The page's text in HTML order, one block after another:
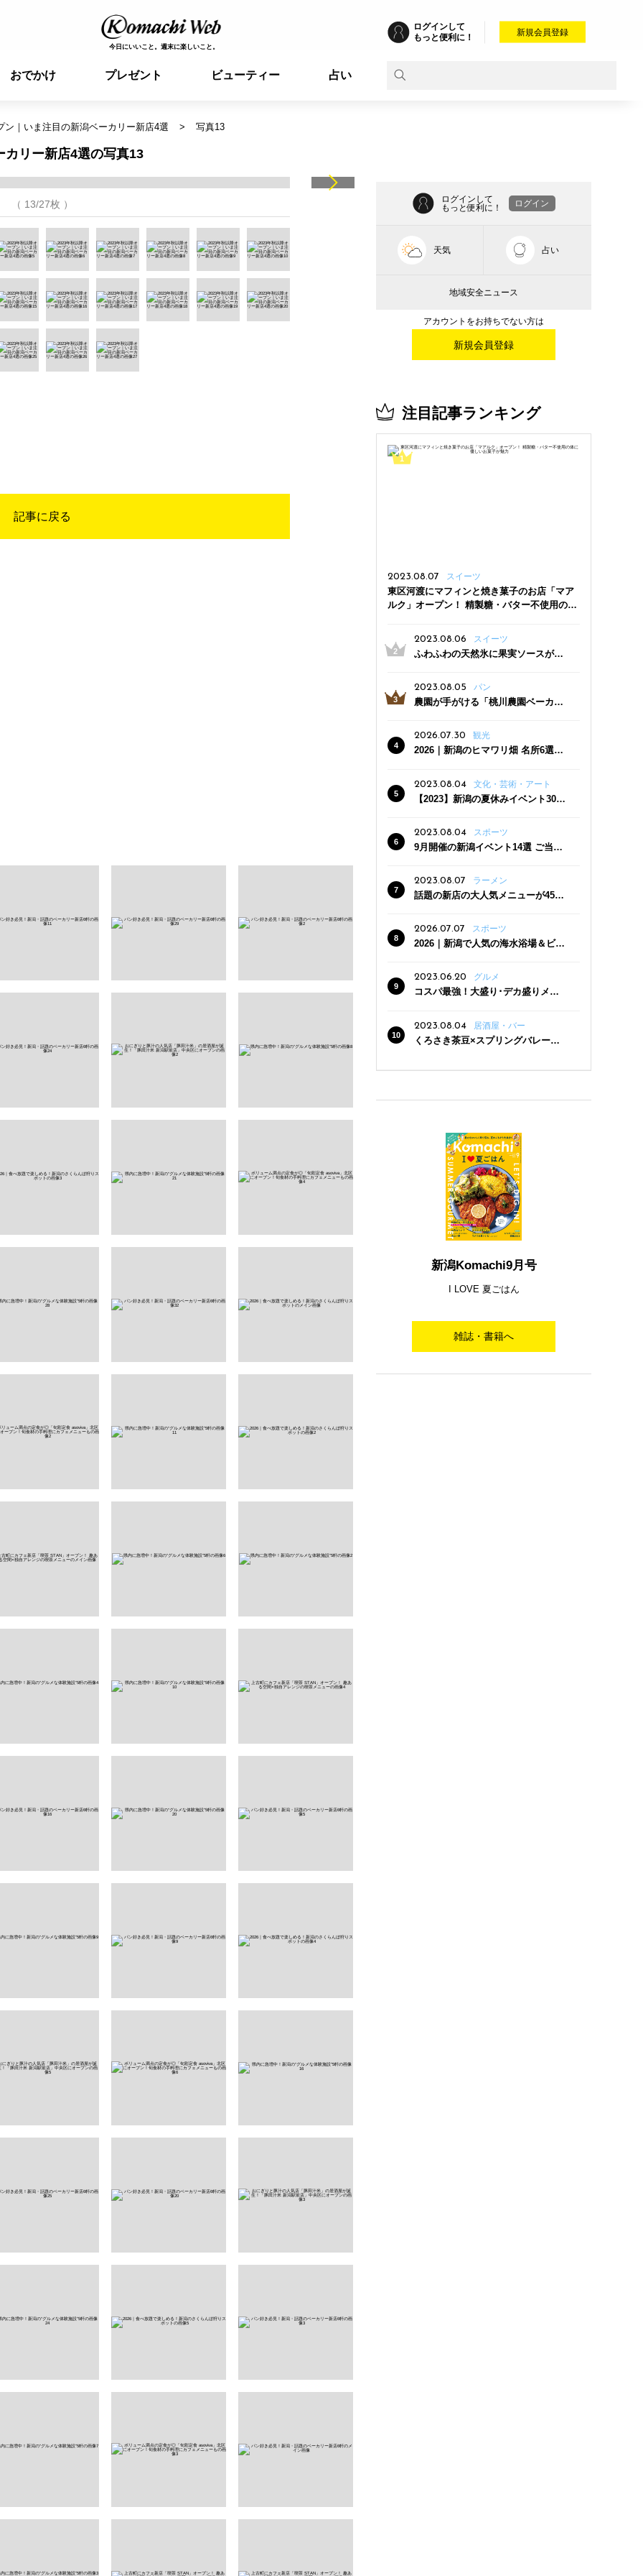
今日にいいこと。週末に楽しいこと。
ログインして
もっと便利に！
新規会員登録
おでかけ プレゼント ビューティー 占い
ン｜いま注目の新潟ベーカリー新店4選 写真13
カリー新店4選の写真13
（ 13/27枚 ）
記事に戻る
ログインして
もっと便利に！
ログイン
天気 占い
地域安全ニュース
アカウントをお持ちでない方は
新規会員登録
注目記事ランキング
2023.08.07 スイーツ
東区河渡にマフィンと焼き菓子のお店「マア
ルク」オープン！ 精製糖・バター不使用の体
2023.08.06
スイーツ
ふわふわの天然氷に果実ソースがた
三条駅近くにオープン
2023.08.05 パン
農園が手がける「桃川農園ベーカリ
った焼きたてパンのほか、ジェラー
トやスムージーも
2026.07.30 観光
2026｜新潟のヒマワリ畑 名所6選
2023.08.04
文化・芸術・アート
【2023】新潟の夏休みイベント30
2023.08.04
スポーツ
9月開催の新潟イベント14選 ご当地
2023.08.07 ラーメン
話題の新店の大人気メニューが450
クーポン登場
2026.07.07 スポーツ
2026｜新潟で人気の海水浴場＆ビー
2023.06.20
グルメ
コスパ最強！大盛り･デカ盛りメニ
2023.08.04
居酒屋・バー
くろさき茶豆×スプリングバレー豊
新潟Komachi9月号
I LOVE 夏ごはん
雑誌・書籍へ